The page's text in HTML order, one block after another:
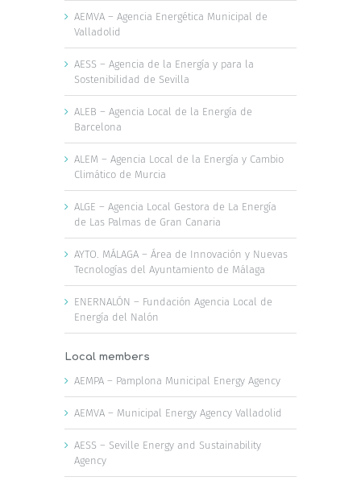
AEMVA – Agencia Energética Municipal de
Valladolid
AESS – Agencia de la Energía y para la
Sostenibilidad de Sevilla
ALEB – Agencia Local de la Energía de
Barcelona
ALEM – Agencia Local de la Energía y Cambio
Climático de Murcia
ALGE – Agencia Local Gestora de La Energía
de Las Palmas de Gran Canaria
AYTO. MÁLAGA – Área de Innovación y Nuevas
Tecnologías del Ayuntamiento de Málaga
ENERNALÓN – Fundación Agencia Local de
Energía del Nalón
Local members
AEMPA – Pamplona Municipal Energy Agency
AEMVA – Municipal Energy Agency Valladolid
AESS – Seville Energy and Sustainability
Agency